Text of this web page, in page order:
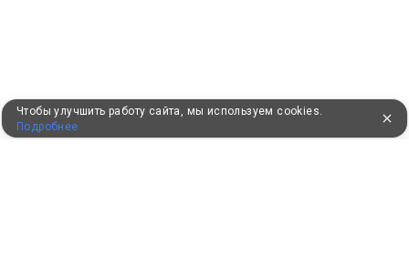
Чтобы улучшить работу сайта, мы используем cookies.
Подробнее